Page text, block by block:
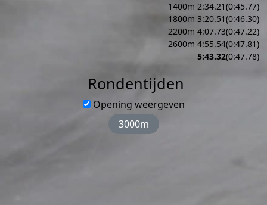
1400m 2:34.21(0:45.77)
1800m 3:20.51(0:46.30)
2200m 4:07.73(0:47.22)
2600m 4:55.54(0:47.81)
5:43.32(0:47.78)
Rondentijden
Opening weergeven
3000m